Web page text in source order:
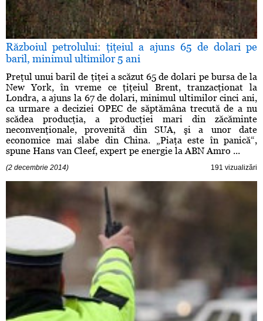
Războiul petrolului: ţiţeiul a ajuns 65 de dolari pe
baril, minimul ultimilor 5 ani
Preţul unui baril de ţiţei a scăzut 65 de dolari pe bursa de la
New York, în vreme ce ţiţeiul Brent, tranzacţionat la
Londra, a ajuns la 67 de dolari, minimul ultimilor cinci ani,
ca urmare a deciziei OPEC de săptămâna trecută de a nu
scădea producţia, a producţiei mari din zăcăminte
neconvenţionale, provenită din SUA, şi a unor date
economice mai slabe din China. „Piaţa este în panică“,
spune Hans van Cleef, expert pe energie la ABN Amro ...
(2 decembrie 2014) 191 vizualizări